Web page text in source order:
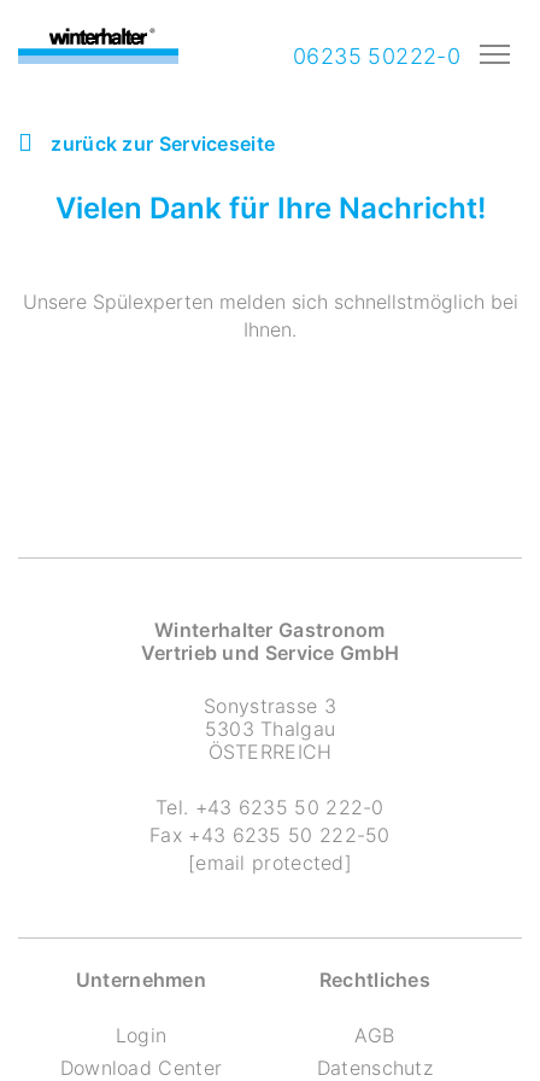
06235 50222-0
zurück zur Serviceseite
Vielen Dank für Ihre Nachricht!
Unsere Spülexperten melden sich schnellstmöglich bei
Ihnen.
Winterhalter Gastronom
Vertrieb und Service GmbH
Sonystrasse 3
5303 Thalgau
ÖSTERREICH
Tel. +43 6235 50 222-0
Fax +43 6235 50 222-50
[email protected]
Unternehmen
Login
Download Center
Rechtliches
AGB
Datenschutz